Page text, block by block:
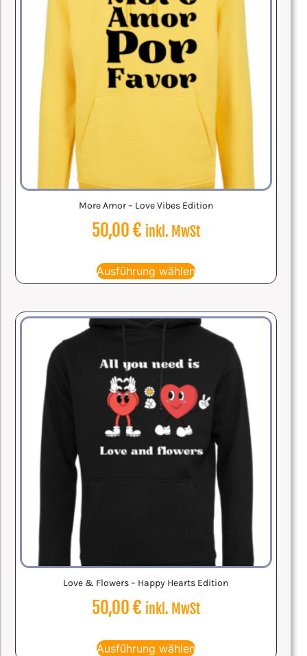
More Amor – Love Vibes Edition
50,00€ inkl. MwSt
Ausführung wählen
Love & Flowers – Happy Hearts Edition
50,00€ inkl. MwSt
Ausführung wählen